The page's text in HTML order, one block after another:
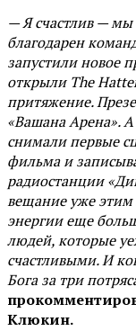
— Я счастлив —
благодарен
запустили новое
открыли The
притяжение.
«Вашана Арена».
снимали первые
фильма и
радиостанции
вещание уже этим
энергии еще
людей, которые
счастливыми. И
Бога за три
Клюкин.